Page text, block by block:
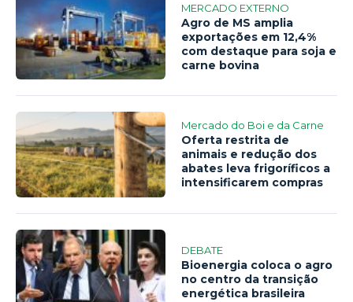
MERCADO EXTERNO
Agro de MS amplia
exportações em 12,4%
com destaque para soja e
carne bovina
Mercado do Boi e da Carne
Oferta restrita de
animais e redução dos
abates leva frigoríficos a
intensificarem compras
DEBATE
Bioenergia coloca o agro
no centro da transição
energética brasileira